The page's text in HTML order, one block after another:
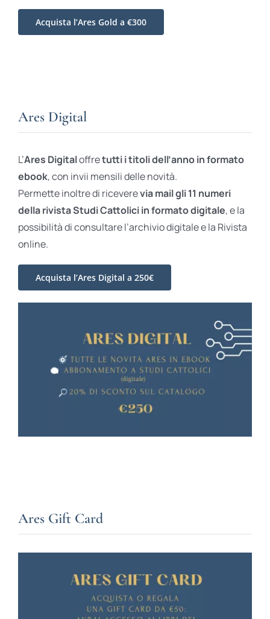
Acquista l’Ares Gold a €300
Ares Digital
L’Ares Digitaloffretutti i titoli dell’anno in formato
ebook, con invii mensili delle novità.
Permette inoltre di riceverevia mail gli 11 numeri
della rivista Studi Cattolici in formato digitale, e la
possibilità di consultare l’archivio digitale e la Rivista
online.
Acquista l’Ares Digital a 250€
Ares Gift Card